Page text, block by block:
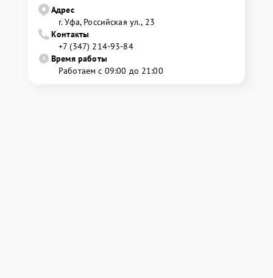
Адрес
г. Уфа, Российская ул., 23
Контакты
+7 (347) 214-93-84
Время работы
Работаем с 09:00 до 21:00